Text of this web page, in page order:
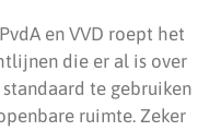
en VVD roept het
die er al is over
te gebruiken
ruimte. Zeker